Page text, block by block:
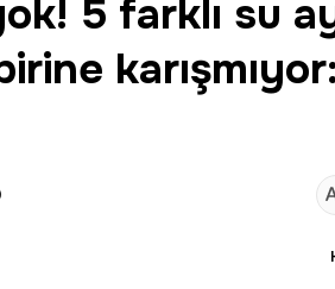
5 farklı su